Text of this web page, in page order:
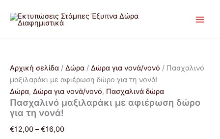
στο
περιεχόμενο
Αρχική σελίδα / Δώρα / Δώρα για νονά/νονό / Πασχαλινό
μαξιλαράκι με αφιέρωση δώρο για τη νονά!
Δώρα, Δώρα για νονά/νονό, Πασχαλινά δώρα
Πασχαλινό μαξιλαράκι με αφιέρωση δώρο
για τη νονά!
€12,00 – €16,00
range:
through
μαξιλαράκι
νονά!
ποσότητα
range:
through
το
έχει
παραλλαγές.
επιλογές
μπορούν